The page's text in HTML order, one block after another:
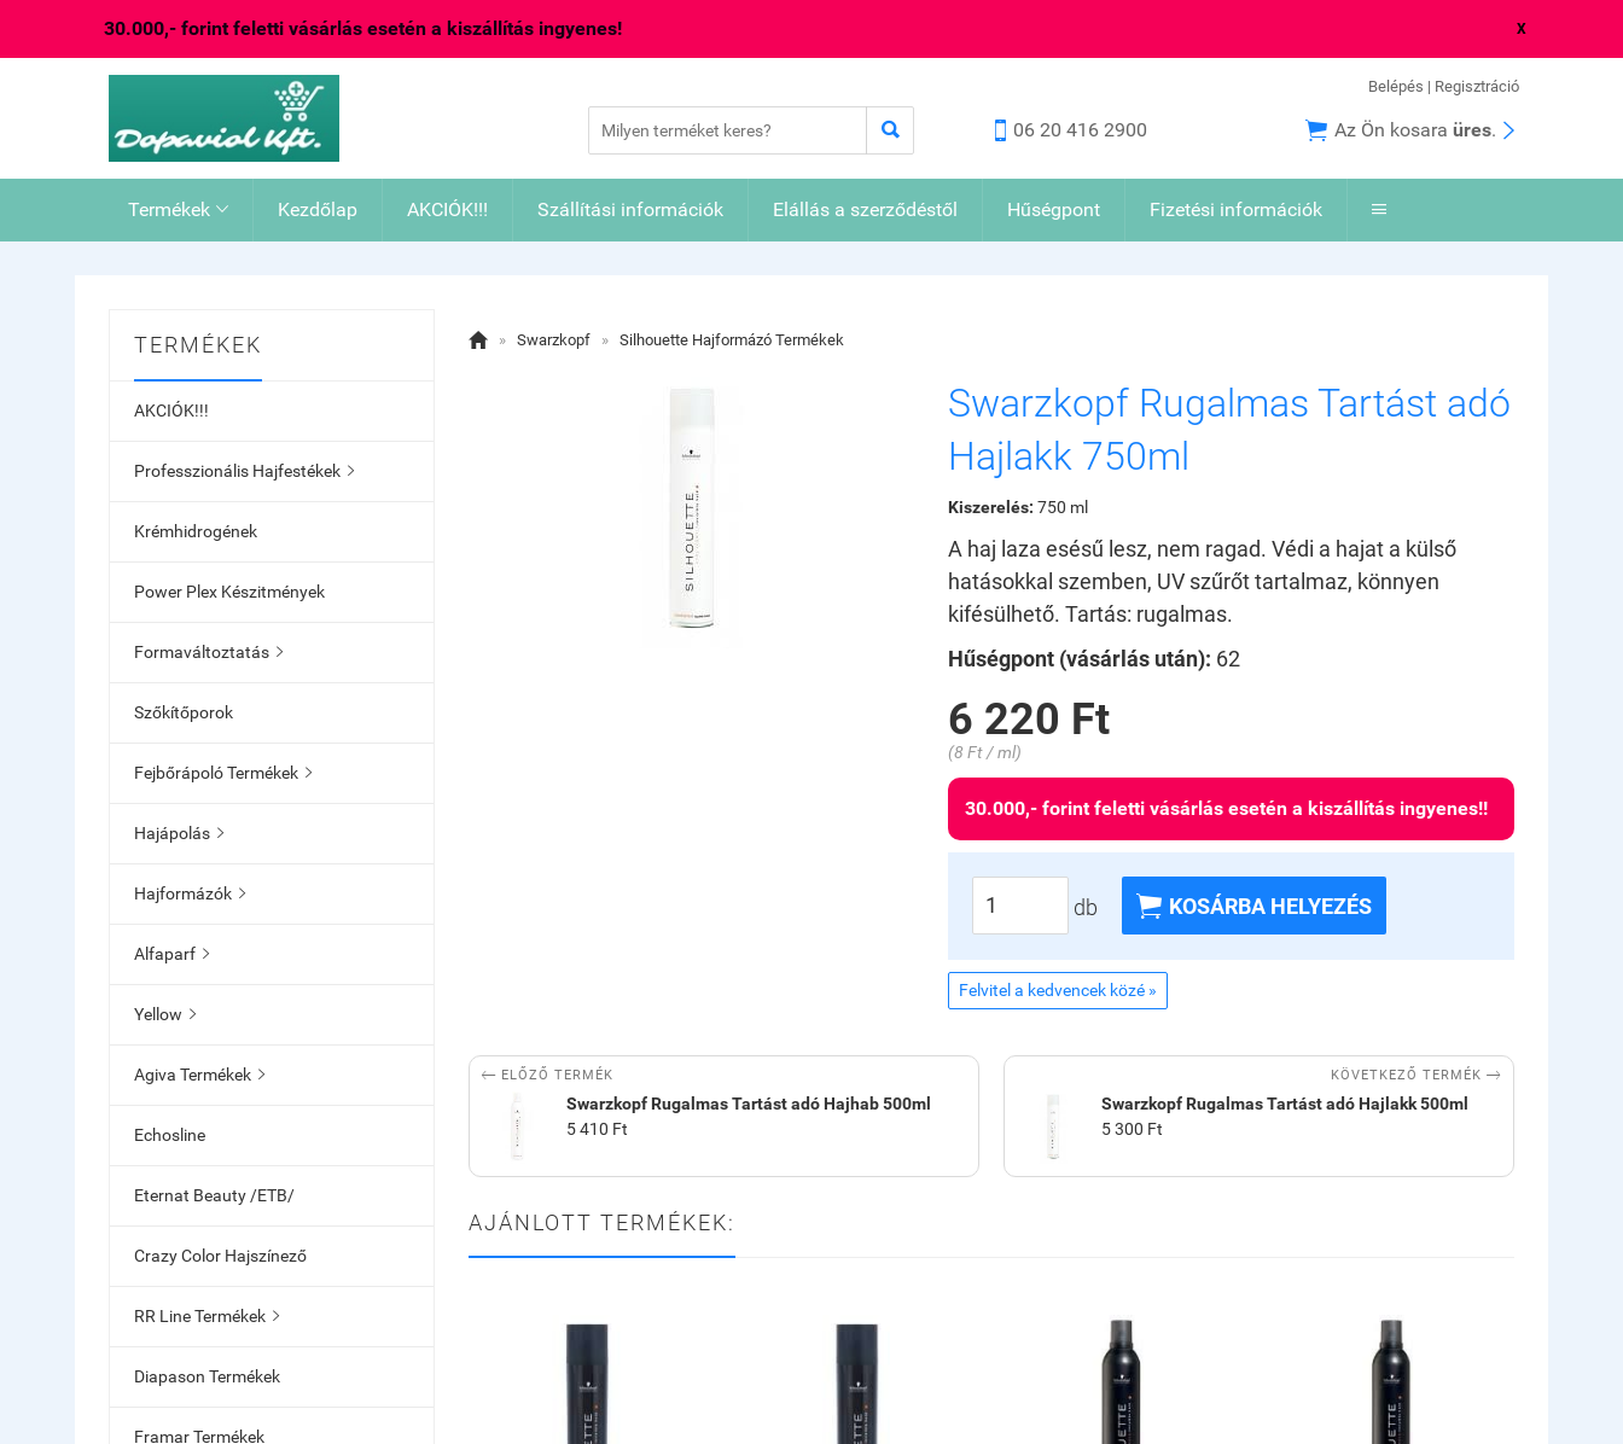
30.000,- forint feletti vásárlás esetén a kiszállítás ingyenes! X
  06 20 416 2900  Az Ön kosara üres. 
Belépés | Regisztráció
Termékek  Kezdőlap AKCIÓK!!! Szállítási információk Elállás a szerződéstől Hűségpont Fizetési információk 
TERMÉKEK
AKCIÓK!!!
Professzionális Hajfestékek 
Krémhidrogének
Power Plex Készitmények
Formaváltoztatás 
Szőkítőporok
Fejbőrápoló Termékek 
Hajápolás 
Hajformázók 
Alfaparf 
Yellow 
Agiva Termékek 
Echosline
Eternat Beauty /ETB/
Crazy Color Hajszínező
RR Line Termékek 
Diapason Termékek
Framar Termékek
 » Swarzkopf » Silhouette Hajformázó Termékek
Swarzkopf Rugalmas Tartást adó
Hajlakk 750ml
Kiszerelés: 750 ml
A haj laza esésű lesz, nem ragad. Védi a hajat a külső
hatásokkal szemben, UV szűrőt tartalmaz, könnyen
kifésülhető. Tartás: rugalmas.
Hűségpont (vásárlás után): 62
6 220 Ft
(8 Ft / ml)
30.000,- forint feletti vásárlás esetén a kiszállítás ingyenes!!
db  KOSÁRBA HELYEZÉS
Felvitel a kedvencek közé »
 ELŐZŐ TERMÉK
Swarzkopf Rugalmas Tartást adó Hajhab 500ml
5 410 Ft
KÖVETKEZŐ TERMÉK 
Swarzkopf Rugalmas Tartást adó Hajlakk 500ml
5 300 Ft
AJÁNLOTT TERMÉKEK: